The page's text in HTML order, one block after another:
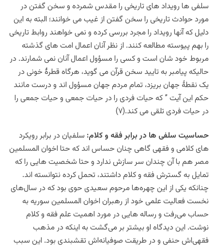
سلفی ها رویداد های تاریخی را مقدس شمرده و سخن گفتن در
مورد حوادث تاریخی را سخن گفتن از غیب می خوانند؛ البته به این
دلیل که آنها رویداد را مجرد بررسی کرده و نمی خواهند روابط تاریخی
را بهم پیوسته مطالعه کنند. از نظر آنان اعمال امت های گذشته
مربوط خود شان است و کسی را مسؤول اعمال آنان نمی شمارند. در
حالیکه پیامبر به تایید سخن قرآن می گوید، هرگاه قطرۀ خونی در
یک نقطۀ جهان بریزد، تمام مردم جهان مسؤول اند و درست مانند
حکم این آیت ” که حیات فردی را در حیات جمعی و حیات جمعی را
در حیات فردی تلقی می کند.(۷)
حساسیت سلفی ها در برابر فقه و کلام: سلفیان در برابر رویکرد
های کلامی و فقهی گاهی چنان حساس اند که حتا اخوان المسلمین
مصر هم با آن چندان سر سازش ندارد و حتا شخصیت هایی را که
تمایل به گسترش فقه و کلام داشتند، تحمل کرده نتوانسته اند.
چنانکه یکی از این چهره‌ها مرحوم سعیدی حوی بود که در سال‌های
نخست فعالیت علمی خود از رهبران اخوان المسلمین سوریه به
حساب می‌رفت و رساله هایی در مورد اهمیت علم فقه و کلام
نوشت. این دیدگاه او بیشتر بر می‌گشت به اینکه در مذهب
فقهی‌اش حنفی و در طریقت صوفیانه‌اش تقشبندی بود. این سبب